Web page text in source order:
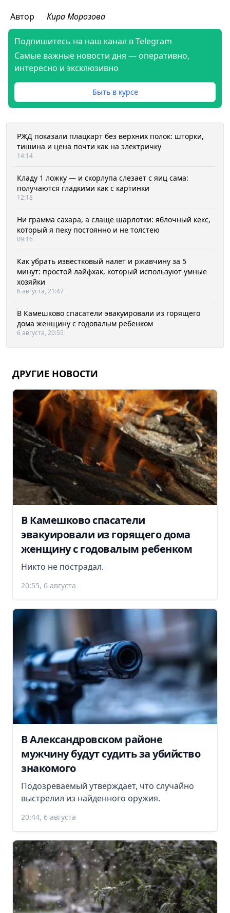
Автор Кира Морозова
Подпишитесь на наш канал в Telegram
Самые важные новости дня — оперативно,
интересно и эксклюзивно
Быть в курсе
РЖД показали плацкарт без верхних полок: шторки,
тишина и цена почти как на электричку
14:14
Кладу 1 ложку — и скорлупа слезает с яиц сама:
получаются гладкими как с картинки
12:18
Ни грамма сахара, а слаще шарлотки: яблочный кекс,
который я пеку постоянно и не толстею
09:16
Как убрать известковый налет и ржавчину за 5
минут: простой лайфхак, который используют умные
хозяйки
6 августа, 21:47
В Камешково спасатели эвакуировали из горящего
дома женщину с годовалым ребенком
6 августа, 20:55
ДРУГИЕ НОВОСТИ
В Камешково спасатели
эвакуировали из горящего дома
женщину с годовалым ребенком
Никто не пострадал.
20:55, 6 августа
В Александровском районе
мужчину будут судить за убийство
знакомого
Подозреваемый утверждает, что случайно
выстрелил из найденного оружия.
20:44, 6 августа